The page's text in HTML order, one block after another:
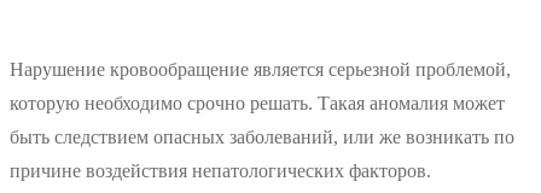
Нарушение кровообращение является серьезной проблемой,
которую необходимо срочно решать. Такая аномалия может
быть следствием опасных заболеваний, или же возникать по
причине воздействия непатологических факторов.